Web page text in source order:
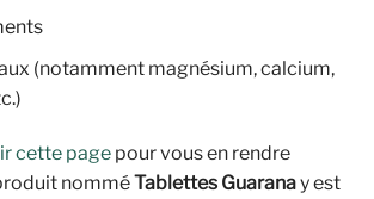
(notamment magnésium, calcium,
cette page pour vous en rendre
nomméTablettes Guaranay est